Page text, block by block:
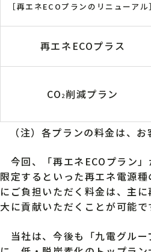
［再エネECOプランのリニューアル
再エネECOプラス
CO 2削減プラン
（注）各プランの料金は、
今回、「再エネECOプラン
限定するといった再エネ電源
にご負担いただく料金は、主
大に貢献いただくことが可能で
当社は、今後も「九電グル